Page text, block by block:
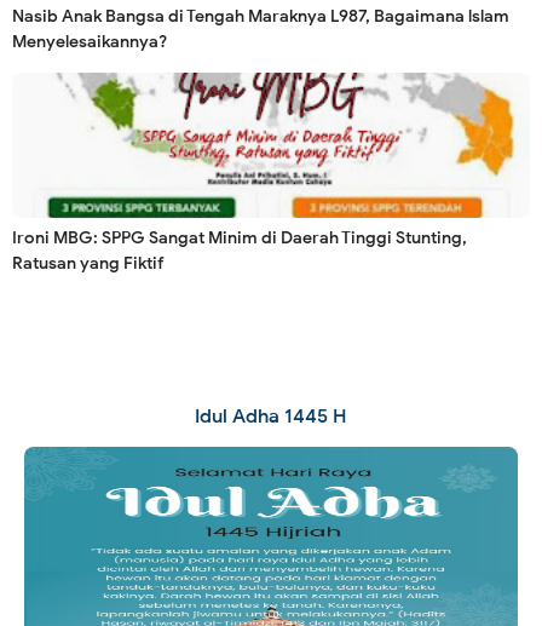
Nasib Anak Bangsa di Tengah Maraknya L987, Bagaimana lslam
Menyelesaikannya?
Ironi MBG: SPPG Sangat Minim di Daerah Tinggi Stunting,
Ratusan yang Fiktif
Idul Adha 1445 H